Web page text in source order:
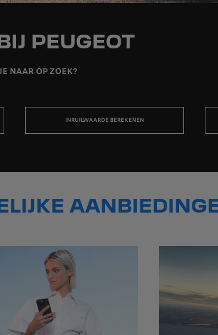
PEUGEOT
NAAR OP ZOEK?
INRUILWAARDE BEREKENEN